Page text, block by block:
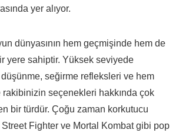
yer alıyor.
dünyasının hem geçmişinde hem de
yere sahiptir. Yüksek seviyede
düşünme, seğirme refleksleri ve hem
seçenekleri hakkında çok
bir türdür. Çoğu zaman korkutucu
Fighter ve Mortal Kombat gibi pop